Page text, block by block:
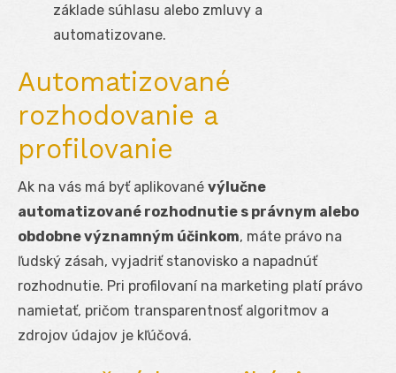
základe súhlasu alebo zmluvy a
automatizovane.
Automatizované
rozhodovanie a
profilovanie
Ak na vás má byť aplikované výlučne
automatizované rozhodnutie s právnym alebo
obdobne významným účinkom, máte právo na
ľudský zásah, vyjadriť stanovisko a napadnúť
rozhodnutie. Pri profilovaní na marketing platí právo
namietať, pričom transparentnosť algoritmov a
zdrojov údajov je kľúčová.